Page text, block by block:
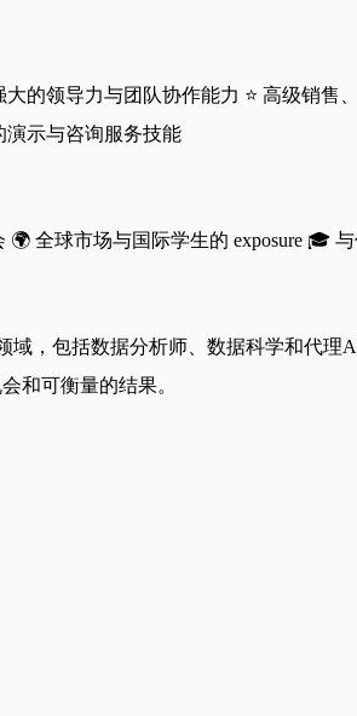
的领导力与团队协作能力 ⭐ 高级销
演示与咨询服务技能
全球市场与国际学生的 exposure 🎓
，包括数据分析师、数据科学和代
和可衡量的结果。